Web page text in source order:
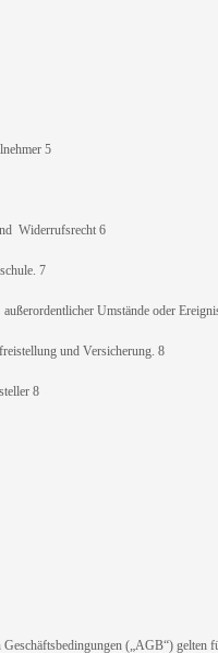
5
Widerrufsrecht 6
7
Umstände oder
und Versicherung. 8
8
(„AGB“) gelten für